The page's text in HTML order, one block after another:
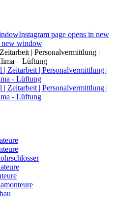
Instagram page opens in new
new window
| Personalvermittlung |
– Lüftung